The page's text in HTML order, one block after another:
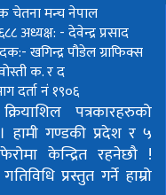
चेतना मन्च नेपाल
अध्यक्ष: - देवेन्द्र प्रसाद
खगिन्द्र पौडेलग्राफिक्स
क. र द
दर्ता नं १९०६
पत्रकारहरुको
हामी गण्डकी प्रदेश र ५
केन्द्रित रहनेछौ !
प्रस्तुत गर्ने हाम्रो